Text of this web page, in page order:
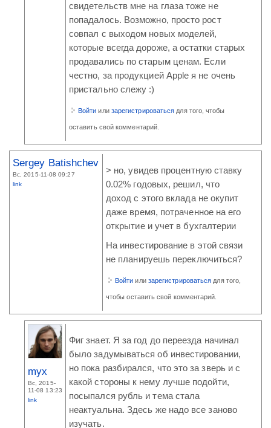
свидетельств мне на глаза тоже не
попадалось. Возможно, просто рост
совпал с выходом новых моделей,
которые всегда дороже, а остатки старых
продавались по старым ценам. Если
честно, за продукцией Apple я не очень
пристально слежу :)
Войти или зарегистрироваться для того, чтобы
оставить свой комментарий.
Sergey Batishchev
Вс, 2015-11-08 09:27
link
> но, увидев процентную ставку
0.02% годовых, решил, что
доход с этого вклада не окупит
даже время, потраченное на его
открытие и учет в бухгалтерии
На инвестирование в этой связи
не планируешь переключиться?
Войти или зарегистрироваться для того,
чтобы оставить свой комментарий.
myx
Вс, 2015-
11-08 13:23
link
Фиг знает. Я за год до переезда начинал
было задумываться об инвестировании,
но пока разбирался, что это за зверь и с
какой стороны к нему лучше подойти,
посыпался рубль и тема стала
неактуальна. Здесь же надо все заново
изучать.